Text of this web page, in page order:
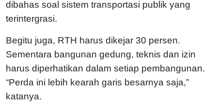
dibahas soal sistem transportasi publik yang
terintergrasi.
Begitu juga, RTH harus dikejar 30 persen.
Sementara bangunan gedung, teknis dan izin
harus diperhatikan dalam setiap pembangunan.
“Perda ini lebih kearah garis besarnya saja,”
katanya.